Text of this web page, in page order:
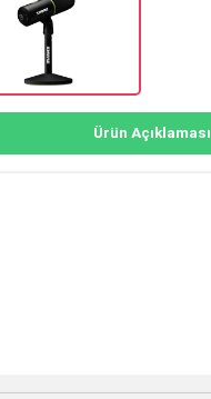
Ürün Açıklaması